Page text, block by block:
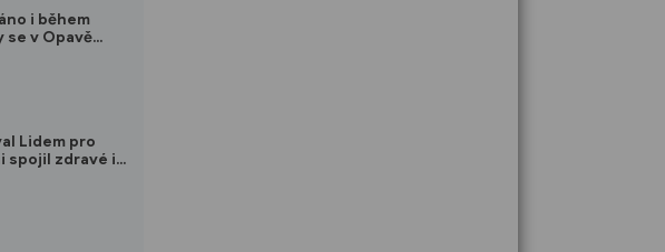
i během
se v Opavě
Lidem pro
spojil zdravé i